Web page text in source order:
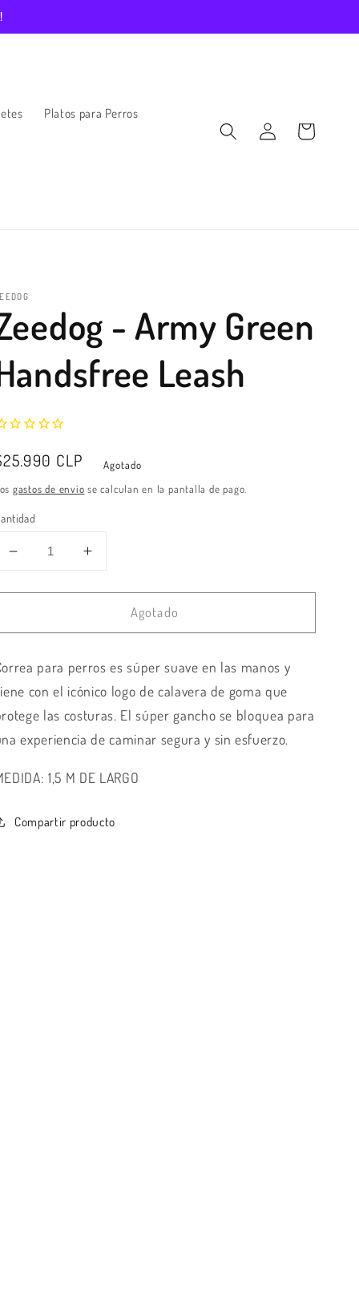
Platos para Perros
Iniciar
sesión
Carrito
- Army Green
Leash
CLP
Agotado
gastos de envío se calculan en la pantalla de pago.
Reducir
para
-
Green
Handsfree
Leash
Aumentar
para
Zeedog
-
Green
Handsfree
Leash
Agotado
para perros es súper suave en las manos y
con el icónico logo de calavera de goma que
las costuras. El súper gancho se bloquea para
experiencia de caminar segura y sin esfuerzo.
1,5 M DE LARGO
Compartir producto